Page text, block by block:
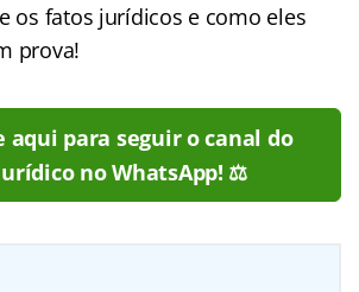
os fatos jurídicos e como eles
prova!
aqui para seguir o canal do
no WhatsApp! ⚖️